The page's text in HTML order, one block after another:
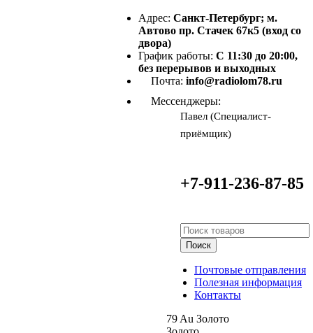
Адрес: Санкт-Петербург; м.
Автово пр. Стачек 67к5 (вход со
двора)
График работы: С 11:30 до 20:00,
без перерывов и выходных
Почта: info@radiolom78.ru
Мессенджеры:
Павел (Специалист-
приёмщик)
+7-911-236-87-85
Поиск
Почтовые отправления
Полезная информация
Контакты
79 Au Золото